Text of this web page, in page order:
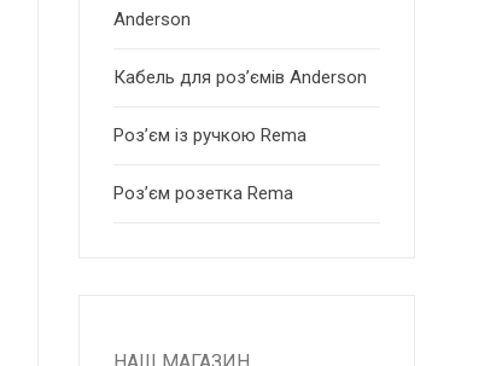
Anderson
Кабель для роз’ємів Anderson
Роз’єм із ручкою Rema
Роз’єм розетка Rema